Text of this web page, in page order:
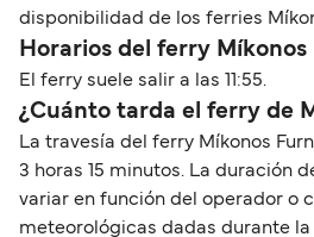
disponibilidad de los ferries
Horarios del ferry Míkonos
El ferry suele salir a las 11:55.
¿Cuánto tarda el ferry de
La travesía del ferry Míkonos
3 horas 15 minutos. La duración
variar en función del operador o
meteorológicas dadas durante la